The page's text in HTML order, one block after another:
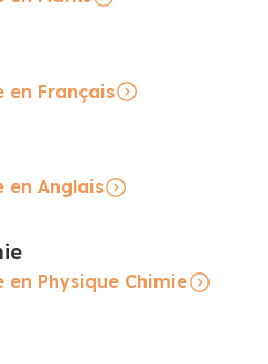
en Français
en Anglais
en Physique Chimie